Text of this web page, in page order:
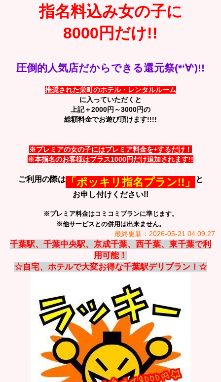
指名料込み女の子に
8000円だけ!!
圧倒的人気店だからできる還元祭(*‘∀‘)!!
推奨された栄町のホテル・レンタルルーム
に入っていただくと
上記＋2000円～3000円の
総額料金でお遊び頂けます!!!!
※プレミアの女の子にはプレミア料金を+するだけ！
※本指名のお客様はプラス1000円だけ追加されます!!
ご利用の際は「ポッキリ指名プラン!!」
と
お申し付けください!!
※プレミア料金はコミコミプランに準じます。
※他サービスとの併用は出来ません。
最終更新：2026-05-21 04:09:27
千葉駅、千葉中央駅、京成千葉、西千葉、東千葉で利
用可能！
☆自宅、ホテルで大変お得な千葉駅デリプラン！☆